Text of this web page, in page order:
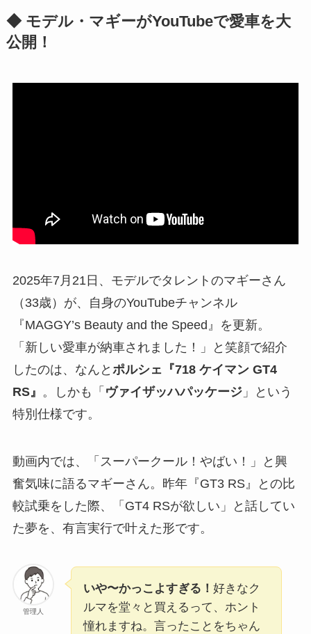
◆ モデル・マギーがYouTubeで愛車を大
公開！
2025年7月21日、モデルでタレントのマギーさん
（33歳）が、自身のYouTubeチャンネル
『MAGGY’s Beauty and the Speed』を更新。
「新しい愛車が納車されました！」と笑顔で紹介
したのは、なんと ポルシェ『718 ケイマン GT4
RS』 。しかも「 ヴァイザッハパッケージ」という
特別仕様です。
動画内では、「スーパークール！やばい！」と興
奮気味に語るマギーさん。昨年『GT3 RS』との比
較試乗をした際、「GT4 RSが欲しい」と話してい
た夢を、有言実行で叶えた形です。
管理人
いや〜かっこよすぎる！ 好きなク
ルマを堂々と買えるって、ホント
憧れますね。言ったことをちゃん